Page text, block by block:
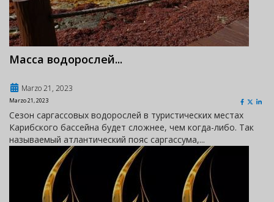
Масса водорослей...
Marzo 21, 2023
Marzo 21, 2023
Сезон саргассовых водорослей в туристических местах
Карибского бассейна будет сложнее, чем когда-либо. Так
называемый атлантический пояс саргассума,...